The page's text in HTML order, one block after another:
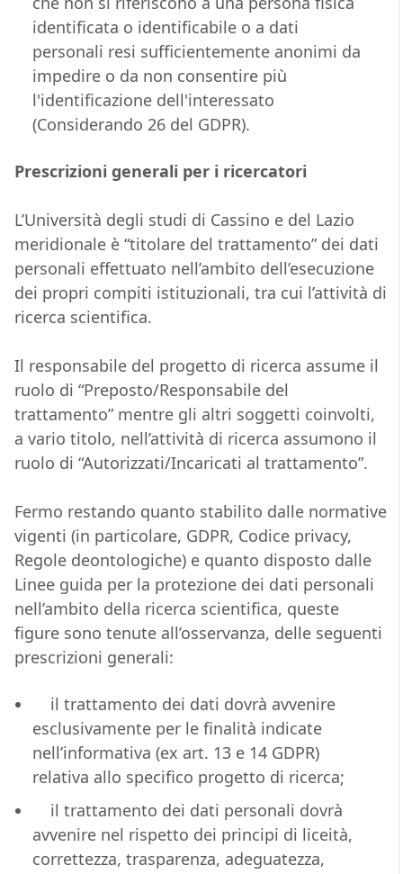
identificata o identificabile o a dati
personali resi sufficientemente anonimi da
impedire o da non consentire più
l'identificazione dell'interessato
(Considerando 26 del GDPR).
Prescrizioni generali per i ricercatori
L’Università degli studi di Cassino e del Lazio
meridionale è “titolare del trattamento” dei dati
personali effettuato nell’ambito dell’esecuzione
dei propri compiti istituzionali, tra cui l’attività di
ricerca scientifica.
Il responsabile del progetto di ricerca assume il
ruolo di “Preposto/Responsabile del
trattamento” mentre gli altri soggetti coinvolti,
a vario titolo, nell’attività di ricerca assumono il
ruolo di “Autorizzati/Incaricati al trattamento”.
Fermo restando quanto stabilito dalle normative
vigenti (in particolare, GDPR, Codice privacy,
Regole deontologiche) e quanto disposto dalle
Linee guida per la protezione dei dati personali
nell’ambito della ricerca scientifica, queste
figure sono tenute all’osservanza, delle seguenti
prescrizioni generali:
il trattamento dei dati dovrà avvenire
esclusivamente per le finalità indicate
nell’informativa (ex art. 13 e 14 GDPR)
relativa allo specifico progetto di ricerca;
il trattamento dei dati personali dovrà
avvenire nel rispetto dei principi di liceità,
correttezza, trasparenza, adeguatezza,